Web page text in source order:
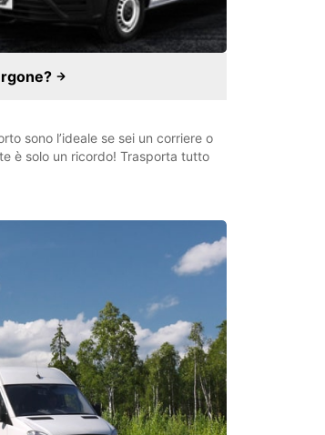
sono l’ideale se sei un corriere o
è solo un ricordo! Trasporta tutto